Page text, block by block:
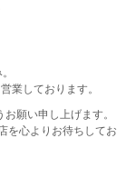
業しております。
願い申し上げます。
を心よりお待ちしてお